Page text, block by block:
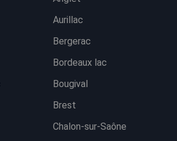
Aurillac
Bergerac
Bordeaux lac
Bougival
Brest
Chalon-sur-Saône